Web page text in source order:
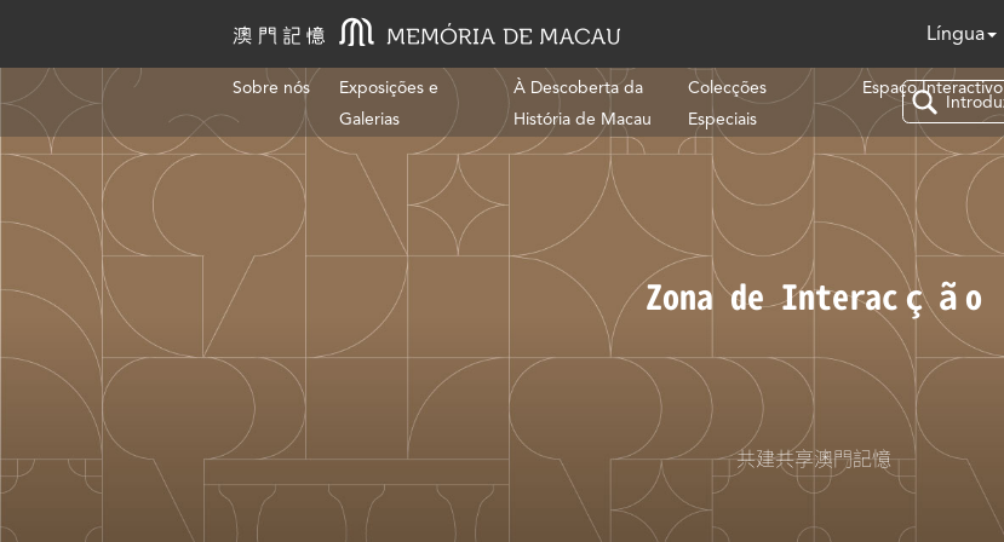
Língua
Sobre nós
Exposições e
Galerias
À Descoberta da
História de Macau
Colecções
Especiais
Espaço Interactivo
Zona de Interacção
共建共享澳門記憶